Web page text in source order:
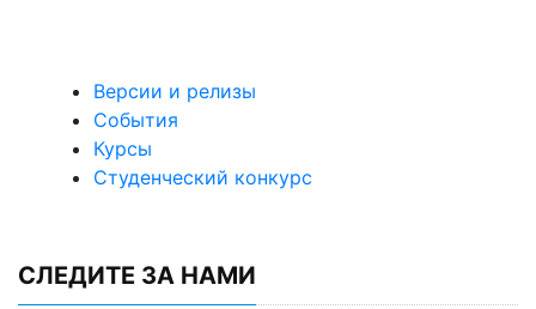
Версии и релизы
События
Курсы
Студенческий конкурс
СЛЕДИТЕ ЗА НАМИ